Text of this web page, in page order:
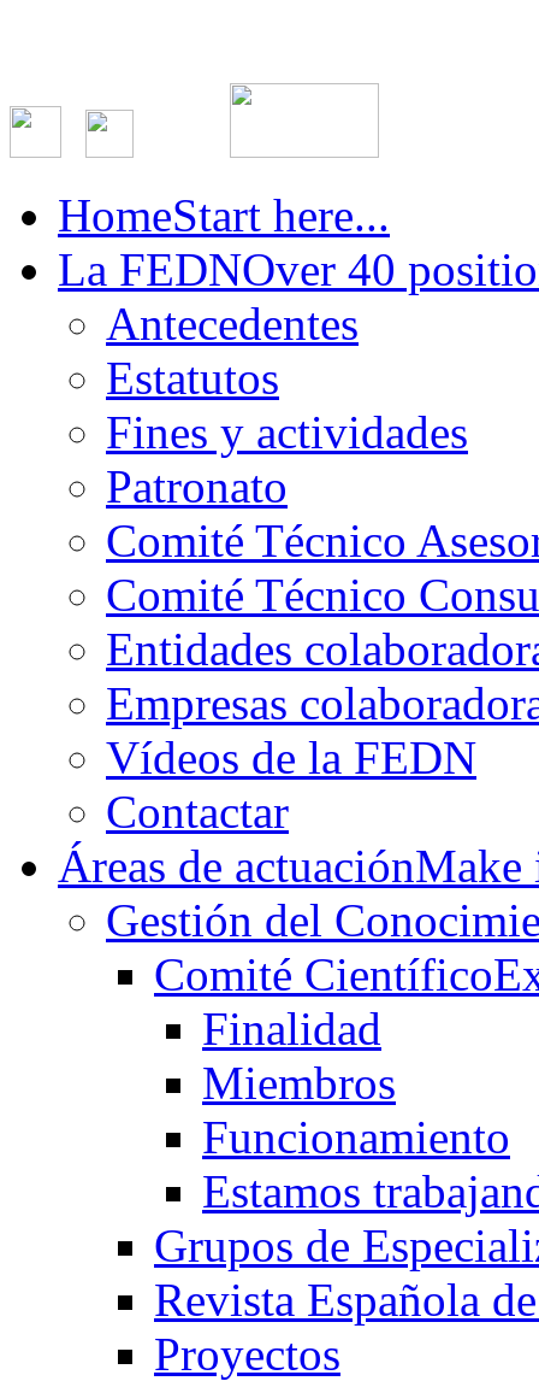
HomeStart here...
La FEDNOver 40
Antecedentes
Estatutos
Fines y actividades
Patronato
Comité Técnico
Comité Técnico
Entidades
Empresas
Vídeos de la FEDN
Contactar
Áreas de actuación
Gestión del
Comité Científico
Finalidad
Miembros
Funcionamiento
Estamos
Grupos de
Revista Española
Proyectos